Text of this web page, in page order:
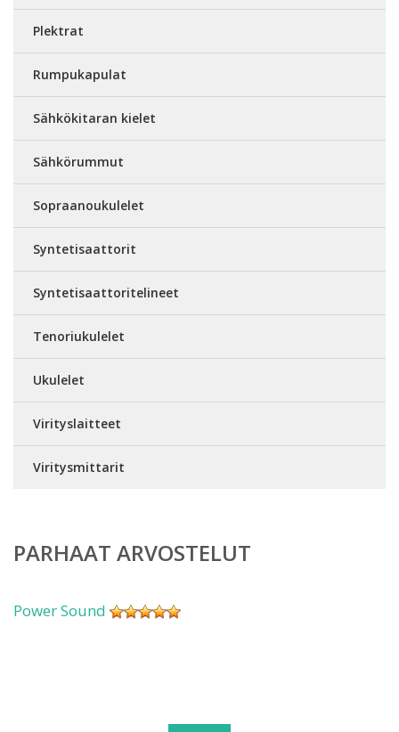
Plektrat
Rumpukapulat
Sähkökitaran kielet
Sähkörummut
Sopraanoukulelet
Syntetisaattorit
Syntetisaattoritelineet
Tenoriukulelet
Ukulelet
Virityslaitteet
Viritysmittarit
PARHAAT ARVOSTELUT
Power Sound